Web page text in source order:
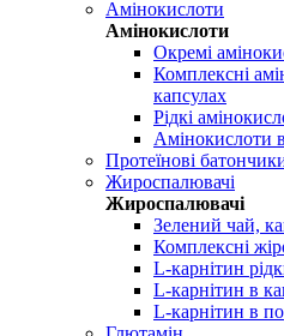
Амінокислоти
Амінокислоти
Окремі
Комплексні
капсулах
Рідкі
Амінокислоти
Протеїнові
Жироспалювачі
Жироспалювачі
Зелений чай,
Комплексні
L-карнітин
L-карнітин в
L-карнітин в